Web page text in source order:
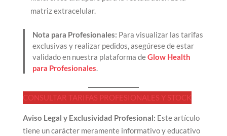
matriz extracelular.
Nota para Profesionales: Para visualizar las tarifas
exclusivas y realizar pedidos, asegúrese de estar
validado en nuestra plataforma deGlow Health
para Profesionales
CONSULTAR TARIFAS PROFESIONALES Y STOCK
Aviso Legal y Exclusividad Profesional: Este artículo
tiene un carácter meramente informativo y educativo